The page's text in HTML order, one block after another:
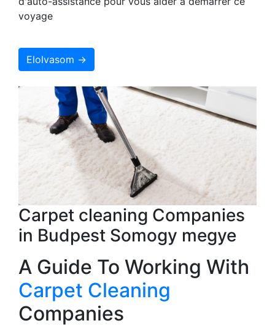
voyage
Elolvasom →
Carpet cleaning Companies
in Budpest Somogy megye
A Guide To Working With
Carpet Cleaning
Companies